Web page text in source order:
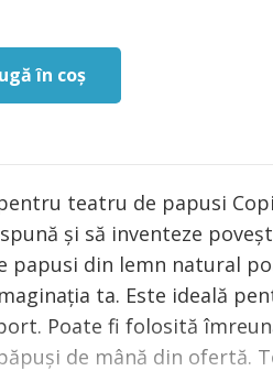
în coș
teatru de papusi
și să inventeze
papusi din lemn natural
ta. Este ideală
Poate fi folosită
de mână din ofertă.